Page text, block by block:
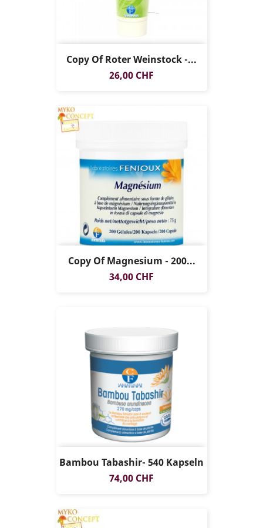
Copy Of Roter Weinstock -...
Preis
26,00 CHF
Copy Of Magnesium - 200...
Preis
34,00 CHF
Bambou Tabashir- 540 Kapseln
Preis
74,00 CHF